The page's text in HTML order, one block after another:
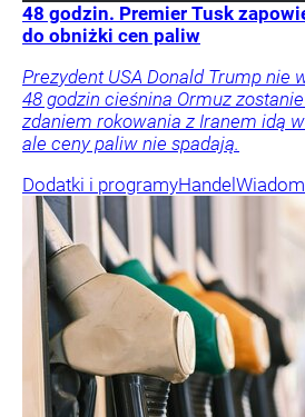
48 godzin. Premier Tusk
do obniżki cen paliw
Prezydent USA Donald Trump nie
48 godzin cieśnina Ormuz
zdaniem rokowania z Iranem idą
ale ceny paliw nie spadają.
Dodatki i programyHandel